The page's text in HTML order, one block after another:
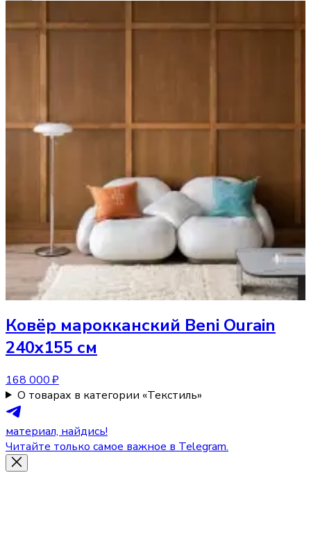
Ковёр марокканский Beni Ourain
240x155 см
168 000 ₽
О товарах в категории «Текстиль»
материал, найдись!
Читайте только самое важное в Telegram.